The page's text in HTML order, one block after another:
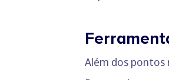
Além dos pontos